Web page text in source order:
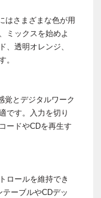
はさまざまな色が用
ミックスを始めよ
、透明オレンジ、
。
覚とデジタルワーク
です。入力を切り
ードやCDを再生す
ロールを維持でき
ーブルやCDデッ